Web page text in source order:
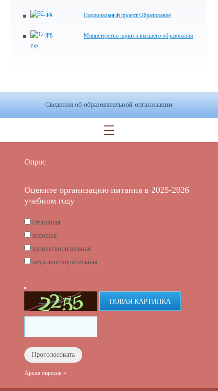
Национальный проект Образование
Министерство науки и высшего образования
РФ
Сведения об образовательной организации
Опрос
Оцените организацию питания в 2025-2026
учебном году
Отличная
хорошая
удовлетворительная
неудовлетворительная
НОВАЯ КАРТИНКА
Архив опросов »